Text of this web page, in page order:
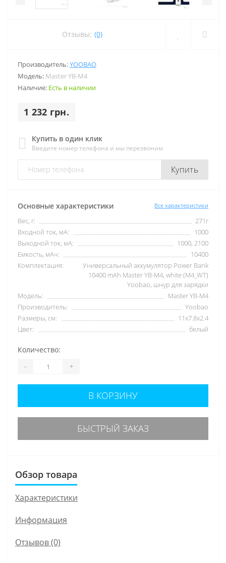
Отзывы: (0)
Производитель:YOOBAO
Модель: Master YB-M4
Наличие: Есть в наличии
1 232 грн.
Купить в один клик
Введите номер телефона и мы перезвоним
Купить
Основные характеристики Все характеристики
Вес, г:
271г
Входной ток, мА:
1000
Выходной ток, мА:
1000, 2100
Емкость, мАч:
10400
Комплектация:
Универсальный аккумулятор Power Bank
10400 mAh Master YB-M4, white (M4_WT)
Yoobao, шнур для зарядки
Модель:
Master YB-M4
Производитель:
Yoobao
Размеры, см:
11х7.8х2.4
Цвет:
белый
Количество:
- +
В КОРЗИНУ
БЫСТРЫЙ ЗАКАЗ
Обзор товара
Характеристики
Информация
Отзывов (0)